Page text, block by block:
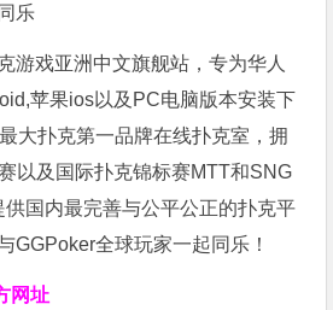
乐
游戏亚洲中文旗舰站，专为华人
苹果ios以及PC电脑版本安装下
大扑克第一品牌在线扑克室，拥
以及国际扑克锦标赛MTT和SNG
国内最完善与公平公正的扑克平
GGPoker全球玩家一起同乐！
网址